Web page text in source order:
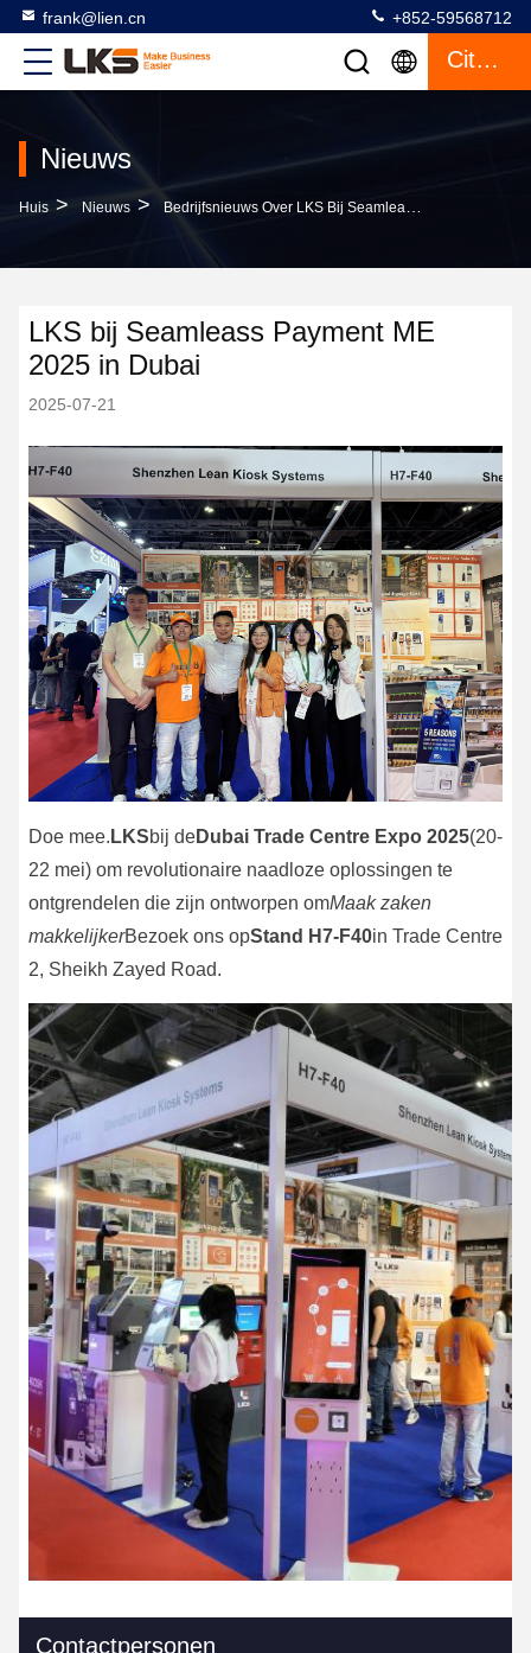
frank@lien.cn +852-59568712
Citaat
Nieuws
Huis > Nieuws > Bedrijfsnieuws Over LKS Bij Seamleass Payment ME 2025 In Dubai
LKS bij Seamleass Payment ME
2025 in Dubai
2025-07-21
Doe mee. LKSbij deDubai Trade Centre Expo 2025(20-
22 mei) om revolutionaire naadloze oplossingen te
ontgrendelen die zijn ontworpen omMaak zaken
makkelijkerBezoek ons opStand H7-F40in Trade Centre
2, Sheikh Zayed Road.
Contactpersonen